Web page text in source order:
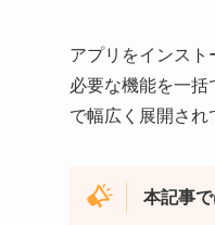
アプリをインス
必要な機能を一括
で幅広く展開され
本記事